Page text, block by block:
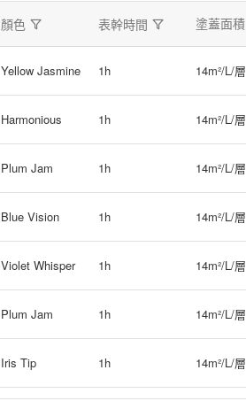
顏色 表幹時間 塗蓋面積
Yellow Jasmine 1h 14m²/L/層
Harmonious 1h 14m²/L/層
Plum Jam 1h 14m²/L/層
Blue Vision 1h 14m²/L/層
Violet Whisper 1h 14m²/L/層
Plum Jam 1h 14m²/L/層
Iris Tip 1h 14m²/L/層